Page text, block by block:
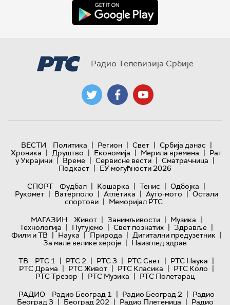
Радио Телевизија Србије
ВЕСТИ Политика | Регион | Свет | Србија данас |
Хроника | Друштво | Економија | Мерила времена | Рат
у Украјини | Време | Сервисне вести | Сматрачница |
Подкаст | ЕУ могућности 2026
СПОРТ
Фудбал | Кошарка | Тенис | Одбојка |
Рукомет | Ватерполо | Атлетика | Ауто-мото | Остали
спортови | Меморијал РТС
МАГАЗИН
Живот | Занимљивости | Музика |
Технологијa | Путујемо | Свет познатих | Здравље |
Филм и ТВ | Наука | Природа | Дигитални предузетник |
За мале велике хероје | Наизглед здрав
ТВ
РТС 1 | РТС 2 | РТС 3 | РТС Свет | РТС Наука |
РТС Драма | РТС Живот | РТС Класика | РТС Коло |
РТС Трезор | РТС Музика | РТС Полетарац
РАДИО
Радио Београд 1 | Радио Београд 2 | Радио
Београд 3 | Београд 202 | Радио Плетеница | Радио